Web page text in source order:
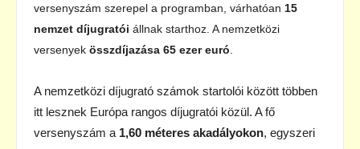
versenyszám szerepel a programban, várhatóan 15
nemzet díjugratói állnak starthoz. A nemzetközi
versenyek összdíjazása 65 ezer euró
A nemzetközi díjugrató számok startolói között többen
itt lesznek Európa rangos díjugratói közül. A fő
versenyszám a 1,60 méteres akadályokon, egyszeri